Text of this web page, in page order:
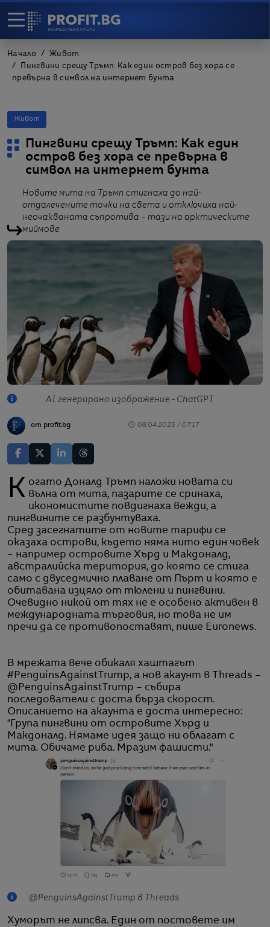
Начало
Живот
Пингвини срещу Тръмп: Как един остров без хора се
превърна в символ на интернет бунта
Живот
Пингвини срещу Тръмп: Как един
остров без хора се превърна в
символ на интернет бунта
Новите мита на Тръмп стигнаха до най-
отдалечените точки на света и отключиха най-
неочакваната съпротива – тази на арктическите
миймове
AI генерирано изображение - ChatGPT
от profit.bg 08.04.2025 / 07:17
Когато Доналд Тръмп наложи новата си вълна от мита, пазарите се сринаха,
икономистите повдигнаха вежди, a
пингвините се разбунтуваха.
Сред засегнатите от новите тарифи се
оказаха острови, където няма нито един човек
– например островите Хърд и Макдоналд,
австралийска територия, до която се стига
само с двуседмично плаване от Пърт и която е
обитавана изцяло от тюлени и пингвини.
Очевидно никой от тях не е особено активен в
международната търговия, но това не им
пречи да се противопоставят, пише Euronews.
В мрежата вече обикаля хаштагът
#PenguinsAgainstTrump, а нов акаунт в Threads –
@PenguinsAgainstTrump – събира
последователи с доста бърза скорост.
Описанието на акаунта е доста интересно:
"Група пингвини от островите Хърд и
Макдоналд. Нямаме идея защо ни облагат с
мита. Обичаме риба. Мразим фашисти."
@PenguinsAgainstTrump в Threads
Хуморът не липсва. Един от постовете им